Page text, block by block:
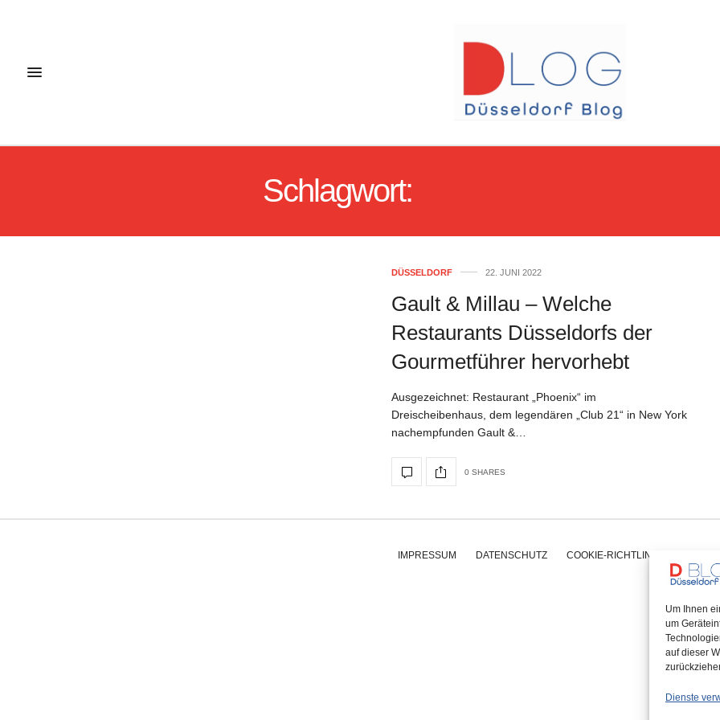
Um Ihnen
um
auf dieser
Dienste
Schlagwort:
DÜSSELDORF 22. JUNI 2022
Gault & Millau – Welche
Restaurants Düsseldorfs der
Gourmetführer hervorhebt
Ausgezeichnet: Restaurant „Phoenix“ im
Dreischeibenhaus, dem legendären „Club 21“ in New York
nachempfunden Gault &…
0 SHARES
IMPRESSUM DATENSCHUTZ COOKIE-RICHTLINIE (EU)